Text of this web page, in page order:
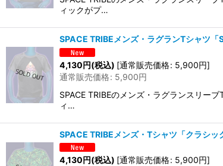
ィックがプ…
SPACE TRIBEメンズ・ラグランTシャツ
4,130円(税込) [通常販売価格: 5,900円]
通常販売価格: 5,900円
SPACE TRIBEのメンズ・ラグランスリー
ィ…
SPACE TRIBEメンズ・Tシャツ「クラシ
4,130円(税込) [通常販売価格: 5,900円]